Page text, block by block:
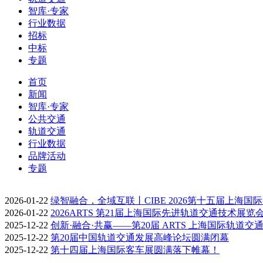
智库·专家
行业数据
招标
中标
专题
首页
新闻
智库·专家
公共交通
轨道交通
行业数据
品牌活动
专题
2026-01-22 绿智融合，全域互联丨CIBE 2026第十五届上海国
2026-01-22 2026ARTS 第21届上海国际先进轨道交通技术展览
2025-12-22 创新·融合·共赢——第20届 ARTS 上海国际轨道交
2025-12-22 第20届中国轨道交通发展高峰论坛圆满闭幕
2025-12-22 第十四届上海国际客车展圆满落下帷幕！